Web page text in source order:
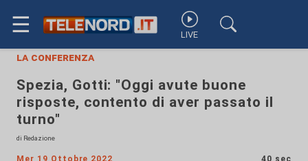
☰ LIVE
la conferenza
Spezia, Gotti: "Oggi avute buone
risposte, contento di aver passato il
turno"
di Redazione
Mer 19 Ottobre 2022 40 sec